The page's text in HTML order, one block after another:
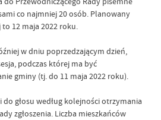
co najmniej 20 osób. Planowany
12 maja 2022 roku.
w dniu poprzedzającym dzień,
podczas której ma być
gminy (tj. do 11 maja 2022 roku).
do głosu według kolejności otrzymania
zgłoszenia. Liczba mieszkańców